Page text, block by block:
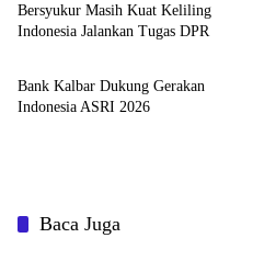
Bersyukur Masih Kuat Keliling
Indonesia Jalankan Tugas DPR
Berita
Bank Kalbar Dukung Gerakan
Indonesia ASRI 2026
Baca Juga